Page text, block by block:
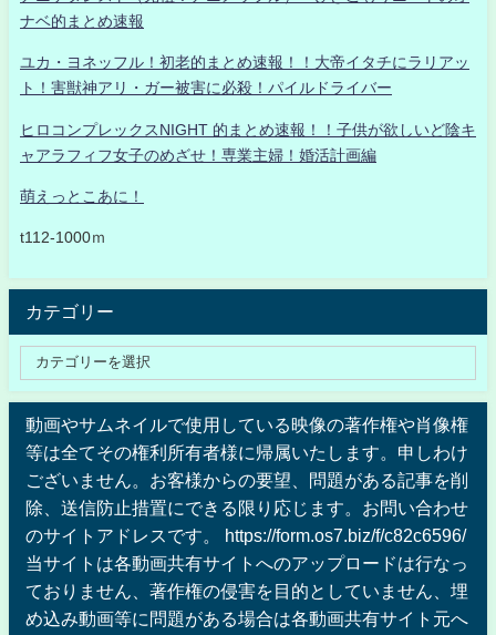
ナベ的まとめ速報
ユカ・ヨネッフル！初老的まとめ速報！！大帝イタチにラリアッ
ト！害獣神アリ・ガー被害に必殺！パイルドライバー
ヒロコンプレックスNIGHT 的まとめ速報！！子供が欲しいど陰キ
ャアラフィフ女子のめざせ！専業主婦！婚活計画編
萌えっとこあに！
t112-1000ｍ
カテゴリー
動画やサムネイルで使用している映像の著作権や肖像権
等は全てその権利所有者様に帰属いたします。申しわけ
ございません。お客様からの要望、問題がある記事を削
除、送信防止措置にできる限り応じます。お問い合わせ
のサイトアドレスです。 https://form.os7.biz/f/c82c6596/
当サイトは各動画共有サイトへのアップロードは行なっ
ておりません、著作権の侵害を目的としていません、埋
め込み動画等に問題がある場合は各動画共有サイト元へ